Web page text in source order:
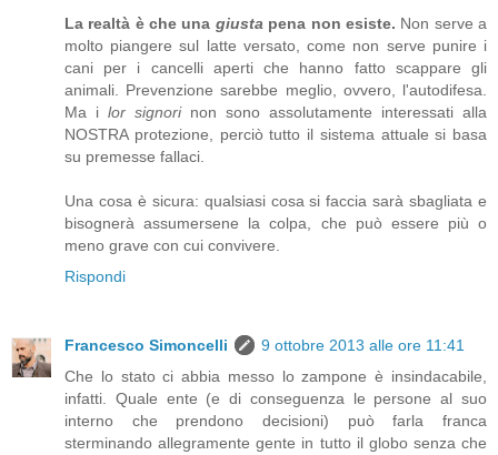
La realtà è che una giusta pena non esiste. Non serve a
molto piangere sul latte versato, come non serve punire i
cani per i cancelli aperti che hanno fatto scappare gli
animali. Prevenzione sarebbe meglio, ovvero, l'autodifesa.
Ma i lor signorinon sono assolutamente interessati alla
NOSTRA protezione, perciò tutto il sistema attuale si basa
su premesse fallaci.
Una cosa è sicura: qualsiasi cosa si faccia sarà sbagliata e
bisognerà assumersene la colpa, che può essere più o
meno grave con cui convivere.
Rispondi
Francesco Simoncelli
9 ottobre 2013 alle ore 11:41
Che lo stato ci abbia messo lo zampone è insindacabile,
infatti. Quale ente (e di conseguenza le persone al suo
interno che prendono decisioni) può farla franca
sterminando allegramente gente in tutto il globo senza che